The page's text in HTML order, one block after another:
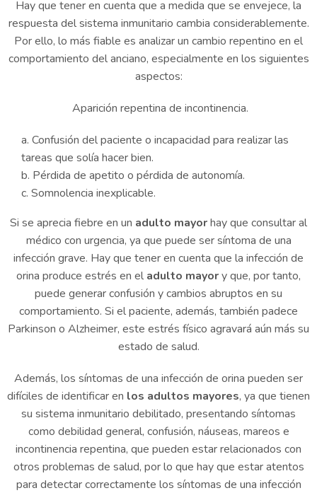
Hay que tener en cuenta que a medida que se envejece, la
respuesta del sistema inmunitario cambia considerablemente.
Por ello, lo más fiable es analizar un cambio repentino en el
comportamiento del anciano, especialmente en los siguientes
aspectos:
Aparición repentina de incontinencia.
Confusión del paciente o incapacidad para realizar las
tareas que solía hacer bien.
Pérdida de apetito o pérdida de autonomía.
Somnolencia inexplicable.
Si se aprecia fiebre en un adulto mayorhay que consultar al
médico con urgencia, ya que puede ser síntoma de una
infección grave. Hay que tener en cuenta que la infección de
orina produce estrés en el adulto mayory que, por tanto,
puede generar confusión y cambios abruptos en su
comportamiento. Si el paciente, además, también padece
Parkinson o Alzheimer, este estrés físico agravará aún más su
estado de salud.
Además, los síntomas de una infección de orina pueden ser
difíciles de identificar en los adultos mayores, ya que tienen
su sistema inmunitario debilitado, presentando síntomas
como debilidad general, confusión, náuseas, mareos e
incontinencia repentina, que pueden estar relacionados con
otros problemas de salud, por lo que hay que estar atentos
para detectar correctamente los síntomas de una infección